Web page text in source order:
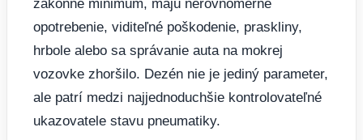
zákonné minimum, majú nerovnomerné
opotrebenie, viditeľné poškodenie, praskliny,
hrbole alebo sa správanie auta na mokrej
vozovke zhoršilo. Dezén nie je jediný parameter,
ale patrí medzi najjednoduchšie kontrolovateľné
ukazovatele stavu pneumatiky.